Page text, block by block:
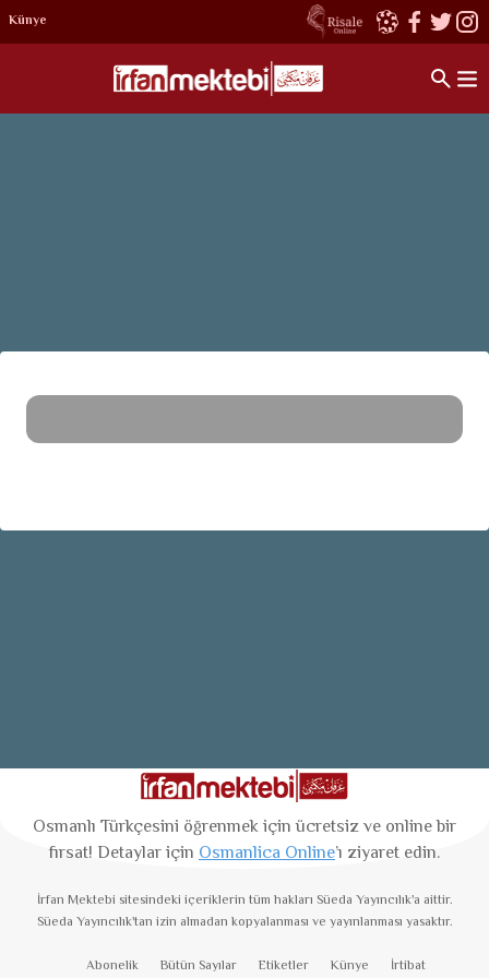
Künye
Osmanlı Türkçesini öğrenmek için ücretsiz ve online bir
fırsat! Detaylar için Osmanlica Online’ı ziyaret edin.
İrfan Mektebi sitesindeki içeriklerin tüm hakları Süeda Yayıncılık'a aittir.
Süeda Yayıncılık'tan izin almadan kopyalanması ve yayınlanması yasaktır.
Abonelik Bütün Sayılar Etiketler Künye İrtibat